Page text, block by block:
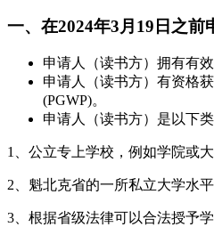
一、在2024年3月19日之前
申请人（读书方）拥有有效
申请人（读书方）有资格
(PGWP)。
申请人（读书方）是以下
1、公立专上学校，例如学院或
2、魁北克省的一所私立大学水
3、根据省级法律可以合法授予